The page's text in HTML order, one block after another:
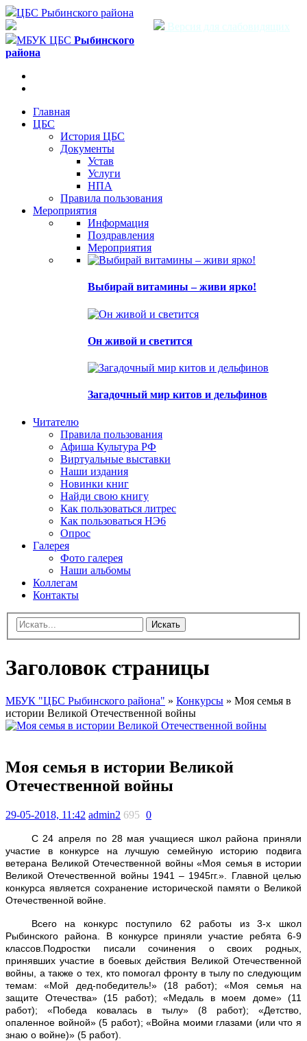
ЦБС Рыбинского района
Версия для слабовидящих
МБУК ЦБС Рыбинского
района
Главная
ЦБС
История ЦБС
Документы
Устав
Услуги
НПА
Правила пользования
Мероприятия
Информация
Поздравления
Мероприятия
Выбирай витамины – живи ярко!
Он живой и светится
Загадочный мир китов и дельфинов
Читателю
Правила пользования
Афиша Культура РФ
Виртуальные выставки
Наши издания
Новинки книг
Найди свою книгу
Как пользоваться литрес
Как пользоваться НЭ6
Опрос
Галерея
Фото галерея
Наши альбомы
Коллегам
Контакты
Искать
Заголовок страницы
МБУК "ЦБС Рыбинского района" » Конкурсы » Моя семья в
истории Великой Отечественной войны
Моя семья в истории Великой
Отечественной войны
29-05-2018, 11:42 admin2 695 0
С 24 апреля по 28 мая учащиеся школ района приняли
участие в конкурсе на лучшую семейную историю подвига
ветерана Великой Отечественной войны «Моя семья в истории
Великой Отечественной войны 1941 – 1945гг.». Главной целью
конкурса является сохранение исторической памяти о Великой
Отечественной войне.
Всего на конкурс поступило 62 работы из 3-х школ
Рыбинского района. В конкурсе приняли участие ребята 6-9
классов. Подростки писали сочинения о своих родных,
принявших участие в боевых действия Великой Отечественной
войны, а также о тех, кто помогал фронту в тылу по следующим
темам: «Мой дед-победитель!» (18 работ); «Моя семья на
защите Отечества» (15 работ); «Медаль в моем доме» (11
работ); «Победа ковалась в тылу» (8 работ); «Детство,
опаленное войной» (5 работ); «Война моими глазами (или что я
знаю о войне)» (5 работ).